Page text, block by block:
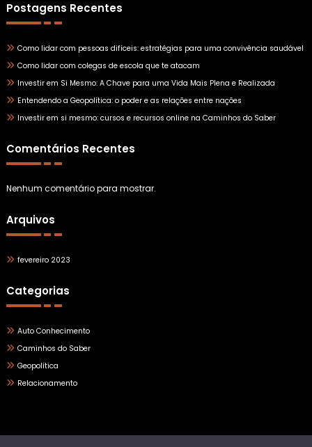
Postagens Recentes
Como lidar com pessoas difíceis: estratégias para uma convivência saudável
Como lidar com colegas de escola que te atacam
Investir em Si Mesmo: A Chave para uma Vida Mais Plena e Realizada
Entendendo a Geopolítica: o poder e as relações entre nações
Investir em si mesmo: cursos e recursos online na Caminhos do Saber
Comentários Recentes
Nenhum comentário para mostrar.
Arquivos
fevereiro 2023
Categorias
Auto Conhecimento
Caminhos do Saber
Geopolítica
Relacionamento